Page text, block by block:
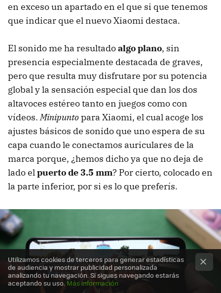
en exceso un apartado en el que si que tenemos
que indicar que el nuevo Xiaomi destaca.
El sonido me ha resultadoalgo plano, sin
presencia especialmente destacada de graves,
pero que resulta muy disfrutare por su potencia
global y la sensación especial que dan los dos
altavoces estéreo tanto en juegos como con
vídeos. Minipuntopara Xiaomi, el cual acoge los
ajustes básicos de sonido que uno espera de su
capa cuando le conectamos auriculares de la
marca porque, ¿hemos dicho ya que no deja de
lado el puerto de 3.5 mm? Por cierto, colocado en
la parte inferior, por si es lo que preferís.
Utilizamos cookies de terceros para generar estadísticas
de audiencia y mostrar publicidad personalizada
analizando tu navegación. Si sigues navegando estarás
aceptando su uso. Más información